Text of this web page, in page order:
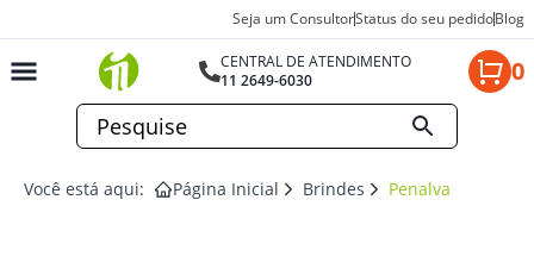
Seja um ConsultorStatus do seu pedidoBlog
CENTRAL DE ATENDIMENTO
11 2649-6030
0
Você está aqui: Página Inicial Brindes Penalva